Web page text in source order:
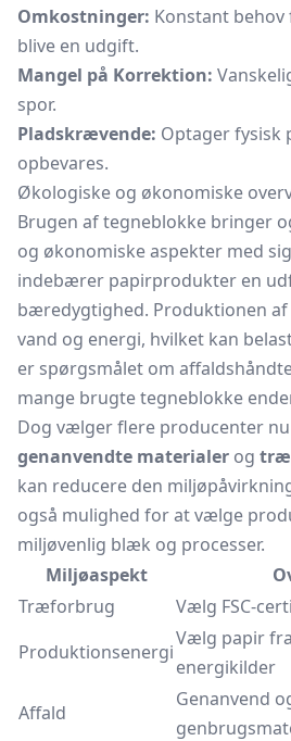
Omkostninger: Konstant
blive en udgift.
Mangel på Korrektion:
spor.
Pladskrævende: Optager fysisk
opbevares.
Økologiske og økonomiske
Brugen af tegneblokke bringer
og økonomiske aspekter med
indebærer papirprodukter en
bæredygtighed. Produktionen
vand og energi, hvilket kan
er spørgsmålet om
mange brugte tegneblokke
Dog vælger flere producenter nu
genanvendte materialer og
kan reducere den
også mulighed for at vælge
miljøvenlig blæk og processer.
Miljøaspekt
Træforbrug
Vælg FSC-
Produktionsenergi
Vælg papir
energikilder
Affald
Genanvend